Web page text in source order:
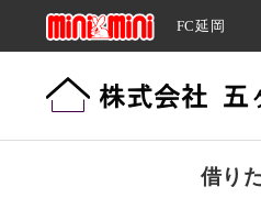
FC延岡
借り